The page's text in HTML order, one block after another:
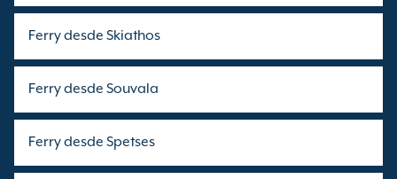
Ferry desde Skiathos
Ferry desde Souvala
Ferry desde Spetses